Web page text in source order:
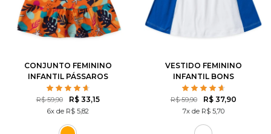
2 3 4 6 8
10 12
CONJUNTO FEMININO
INFANTIL PÁSSAROS
R$ 59,90 R$ 33,15
6x de R$ 5,82
10 12
VESTIDO FEMININO
INFANTIL BONS
SENTIMENTOS
R$ 59,90 R$ 37,90
7x de R$ 5,70